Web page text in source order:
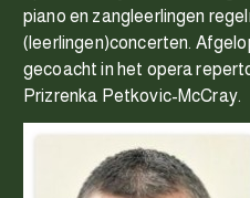
piano en zangleerlingen
(leerlingen)concerten.
gecoacht in het opera
Prizrenka Petkovic-McCray.